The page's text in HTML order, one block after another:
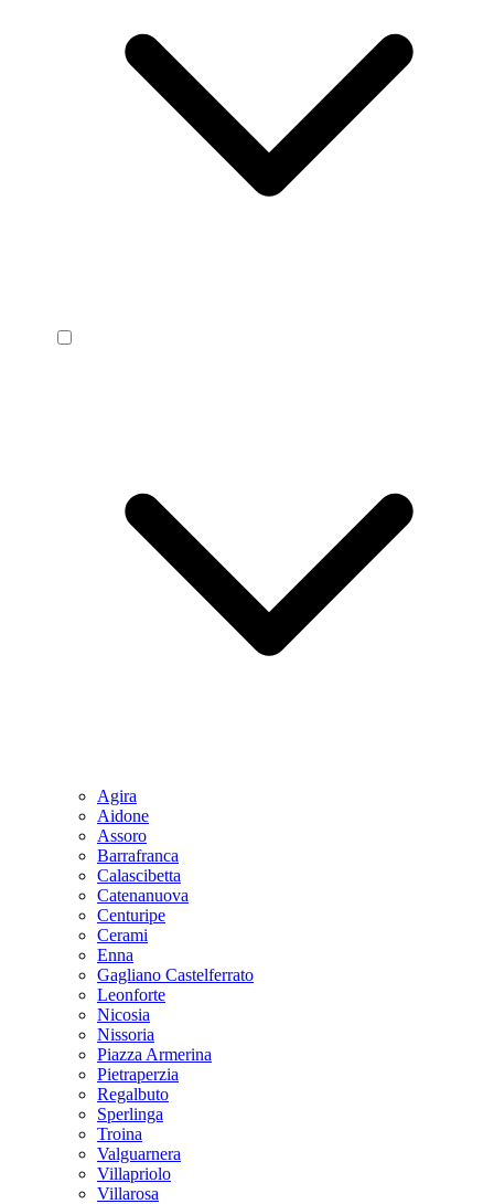
Agira
Aidone
Assoro
Barrafranca
Calascibetta
Catenanuova
Centuripe
Cerami
Enna
Gagliano Castelferrato
Leonforte
Nicosia
Nissoria
Piazza Armerina
Pietraperzia
Regalbuto
Sperlinga
Troina
Valguarnera
Villapriolo
Villarosa